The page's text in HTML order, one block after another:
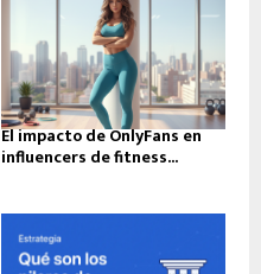
El impacto de OnlyFans en
influencers de fitness...